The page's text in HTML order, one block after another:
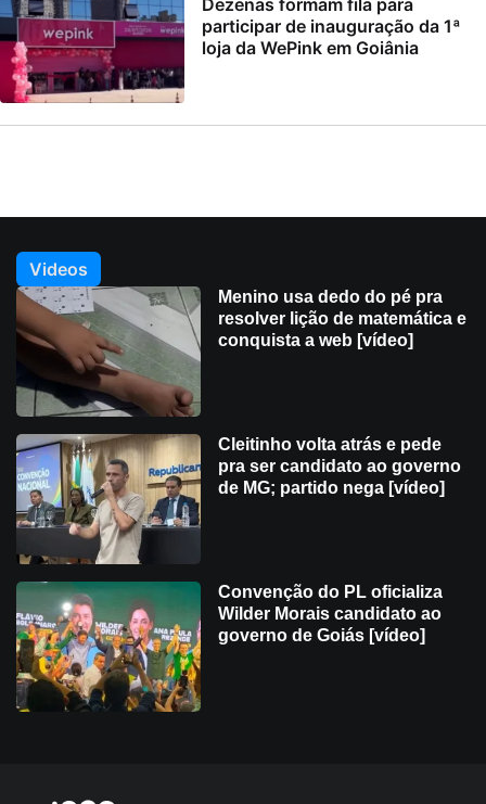
Dezenas formam fila para
participar de inauguração da 1ª
loja da WePink em Goiânia
Videos
Menino usa dedo do pé pra
resolver lição de matemática e
conquista a web [vídeo]
Cleitinho volta atrás e pede
pra ser candidato ao governo
de MG; partido nega [vídeo]
Convenção do PL oficializa
Wilder Morais candidato ao
governo de Goiás [vídeo]